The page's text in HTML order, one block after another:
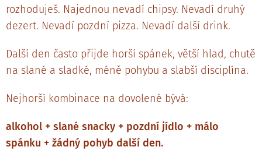
rozhoduješ. Najednou nevadí chipsy. Nevadí druhý
dezert. Nevadí pozdní pizza. Nevadí další drink.
Další den často přijde horší spánek, větší hlad, chutě
na slané a sladké, méně pohybu a slabší disciplína.
Nejhorší kombinace na dovolené bývá:
alkohol + slané snacky + pozdní jídlo + málo
spánku + žádný pohyb další den.